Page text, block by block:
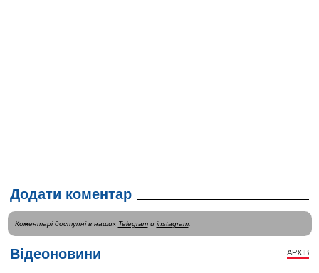
Додати коментар
Коментарі доступні в наших Telegramи instagram.
Відеоновини АРХІВ